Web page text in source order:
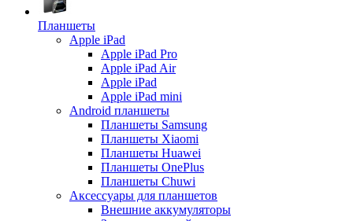
Планшеты
Apple iPad
Apple iPad Pro
Apple iPad Air
Apple iPad
Apple iPad mini
Android планшеты
Планшеты Samsung
Планшеты Xiaomi
Планшеты Huawei
Планшеты OnePlus
Планшеты Chuwi
Аксессуары для планшетов
Внешние аккумуляторы